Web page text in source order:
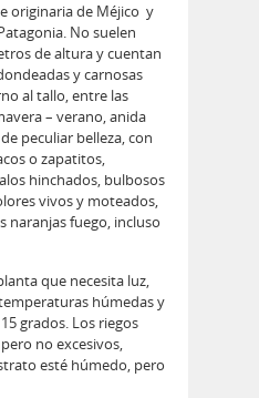
originaria de Méjico y
No suelen
de altura y cuentan
y carnosas
al tallo, entre las
– verano, anida
peculiar belleza, con
o zapatitos,
hinchados, bulbosos
vivos y moteados,
naranjas fuego, incluso
que necesita luz,
húmedas y
grados. Los riegos
no excesivos,
esté húmedo, pero